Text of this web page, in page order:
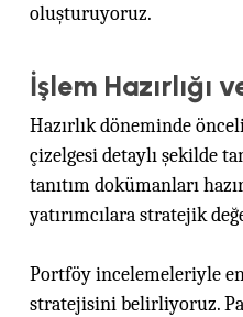
oluşturuyoruz.
İşlem Hazırlığı
Hazırlık döneminde
çizelgesi detaylı şekilde
tanıtım dokümanları
yatırımcılara stratejik
Portföy incelemeleriyle
stratejisini belirliyoruz.